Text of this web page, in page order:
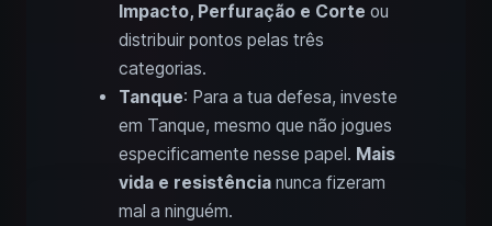
Impacto, Perfuração e Corte ou
distribuir pontos pelas três
categorias.
Tanque: Para a tua defesa, investe
em Tanque, mesmo que não jogues
especificamente nesse papel. Mais
vida e resistência nunca fizeram
mal a ninguém.